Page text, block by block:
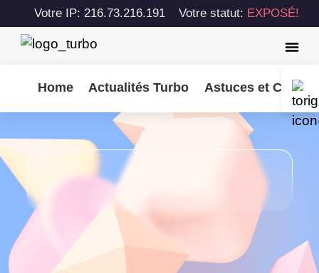
Votre IP: 216.73.216.191 Votre statut: EXPOSÉ!
Home Actualités Turbo Astuces et